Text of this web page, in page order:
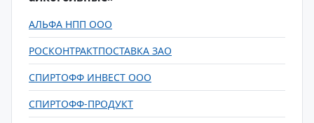
АЛЬФА НПП ООО
РОСКОНТРАКТПОСТАВКА ЗАО
СПИРТОФФ ИНВЕСТ ООО
СПИРТОФФ-ПРОДУКТ